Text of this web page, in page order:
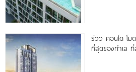
รีวิว คอนโด โม
ที่สุดของทำเล